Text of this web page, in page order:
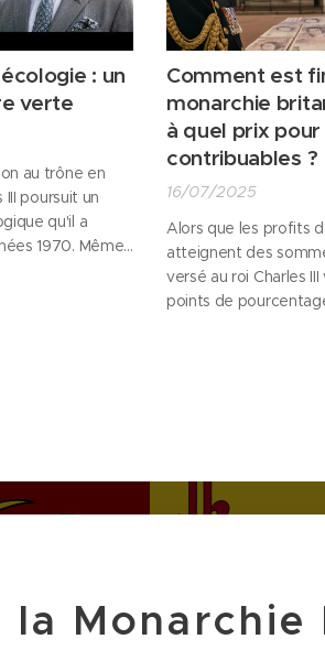
: un
verte
au trône en
poursuit un
qu'il a
1970. Même
Comment est
monarchie
à quel prix pour
contribuables ?
16/07/2025
Alors que les profits
atteignent des
versé au roi Charles
points de
Monarchie